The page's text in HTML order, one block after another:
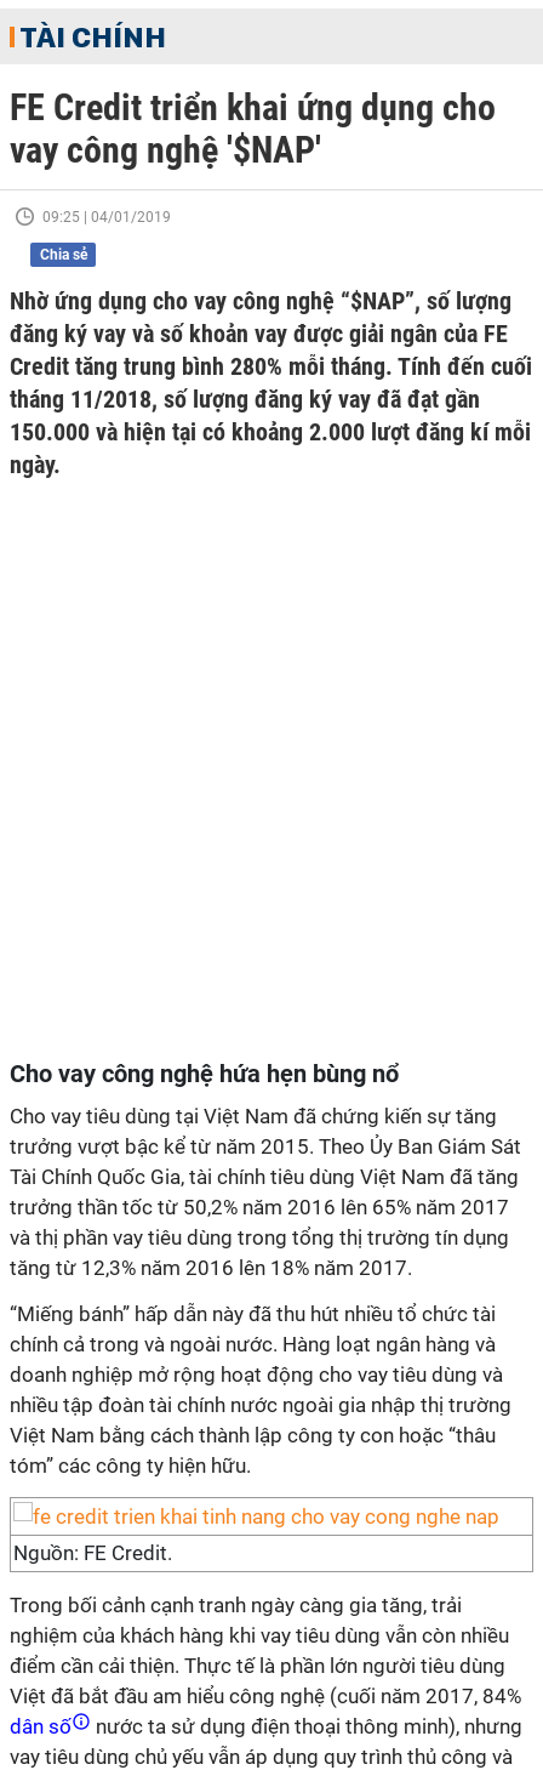
TÀI CHÍNH
FE Credit triển khai ứng dụng cho
vay công nghệ '$NAP'
09:25 | 04/01/2019
Chia sẻ
Nhờ ứng dụng cho vay công nghệ “$NAP”, số lượng
đăng ký vay và số khoản vay được giải ngân của FE
Credit tăng trung bình 280% mỗi tháng. Tính đến cuối
tháng 11/2018, số lượng đăng ký vay đã đạt gần
150.000 và hiện tại có khoảng 2.000 lượt đăng kí mỗi
ngày.
Cho vay công nghệ hứa hẹn bùng nổ
Cho vay tiêu dùng tại Việt Nam đã chứng kiến ​​sự tăng
trưởng vượt bậc kể từ năm 2015. Theo Ủy Ban Giám Sát
Tài Chính Quốc Gia, tài chính tiêu dùng Việt Nam đã tăng
trưởng thần tốc từ 50,2% năm 2016 lên 65% năm 2017
và thị phần vay tiêu dùng trong tổng thị trường tín dụng
tăng từ 12,3% năm 2016 lên 18% năm 2017.
“Miếng bánh” hấp dẫn này đã thu hút nhiều tổ chức tài
chính cả trong và ngoài nước. Hàng loạt ngân hàng và
doanh nghiệp mở rộng hoạt động cho vay tiêu dùng và
nhiều tập đoàn tài chính nước ngoài gia nhập thị trường
Việt Nam bằng cách thành lập công ty con hoặc “thâu
tóm” các công ty hiện hữu.
Nguồn: FE Credit.
Trong bối cảnh cạnh tranh ngày càng gia tăng, trải
nghiệm của khách hàng khi vay tiêu dùng vẫn còn nhiều
điểm cần cải thiện. Thực tế là phần lớn người tiêu dùng
Việt đã bắt đầu am hiểu công nghệ (cuối năm 2017, 84%
dân số
nước ta sử dụng điện thoại thông minh), nhưng
vay tiêu dùng chủ yếu vẫn áp dụng quy trình thủ công và